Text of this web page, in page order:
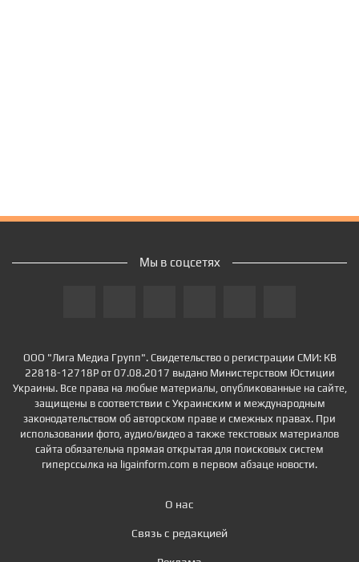
ООО "Лига Медиа Групп". Свидетельство о регистрации СМИ: КВ
22818-12718Р от 07.08.2017 выдано Министерством Юстиции
Украины. Все права на любые материалы, опубликованные на сайте,
защищены в соответствии с Украинским и международным
законодательством об авторском праве и смежных правах. При
использовании фото, аудио/видео а также текстовых материалов
сайта обязательна прямая открытая для поисковых систем
гиперссылка на ligainform.com в первом абзаце новости.
О нас
Связь с редакцией
Мы в соцсетях